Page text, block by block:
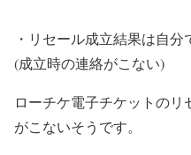
・ リセール成立結果は自分
(成立時の連絡がこない)
ローチケ電子チケットの
がこないそうです。